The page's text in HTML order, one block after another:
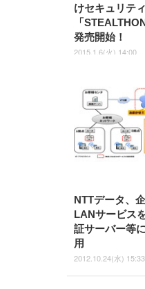
けセキュリテ
「
発売開始！
2015.1.6(火) 14:00
NTTデータ、
LANサービス
証サーバー等
用
2012.10.24(水) 15:33